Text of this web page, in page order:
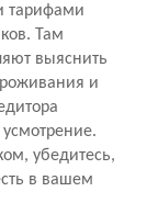
тарифами
Там
выяснить
и
убедитесь,
в вашем